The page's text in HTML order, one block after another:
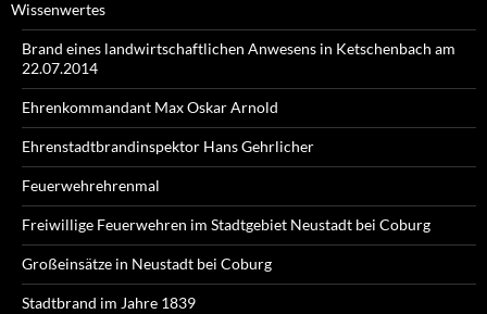
Wissenwertes
Brand eines landwirtschaftlichen Anwesens in Ketschenbach am
22.07.2014
Ehrenkommandant Max Oskar Arnold
Ehrenstadtbrandinspektor Hans Gehrlicher
Feuerwehrehrenmal
Freiwillige Feuerwehren im Stadtgebiet Neustadt bei Coburg
Großeinsätze in Neustadt bei Coburg
Stadtbrand im Jahre 1839